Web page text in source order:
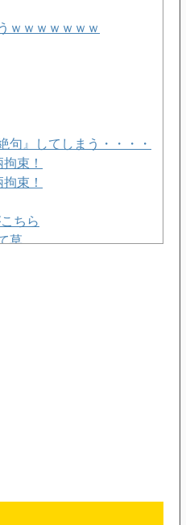
ｗｗｗｗｗｗｗ
句』してしまう・・・・
束！
束！
ちら
草